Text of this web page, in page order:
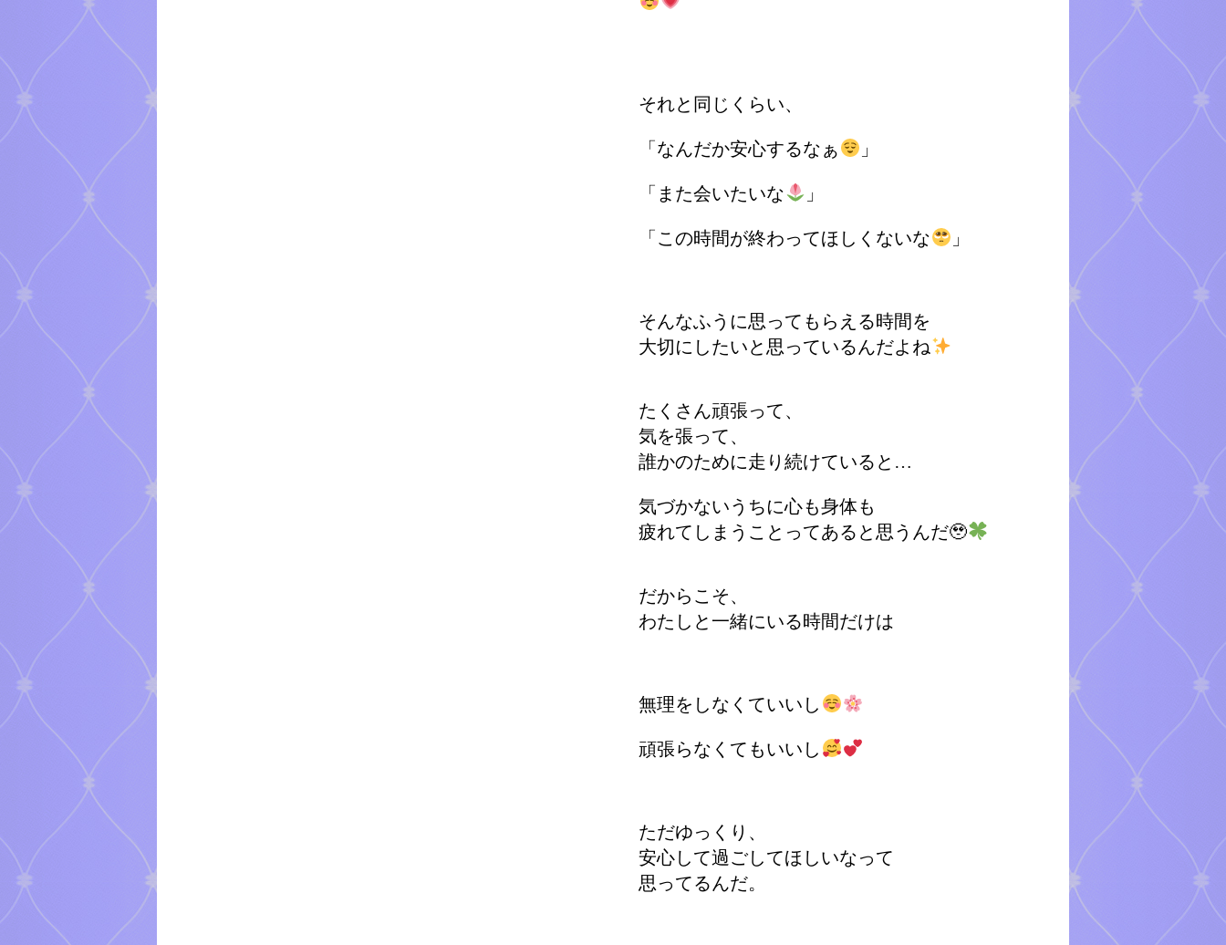
それと同じくらい、
「なんだか安心するなぁ 」
「また会いたいな 」
「この時間が終わってほしくないな 」
そんなふうに思ってもらえる時間を
大切にしたいと思っているんだよね
たくさん頑張って、
気を張って、
誰かのために走り続けていると…
気づかないうちに心も身体も
疲れてしまうことってあると思うんだ🥹
だからこそ、
わたしと一緒にいる時間だけは
無理をしなくていいし
頑張らなくてもいいし
ただゆっくり、
安心して過ごしてほしいなって
思ってるんだ。